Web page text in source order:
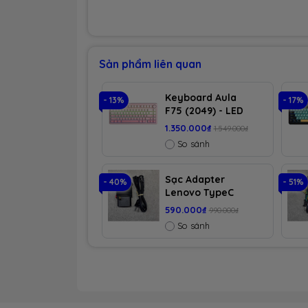
Sản phẩm liên quan
- 13%
Keyboard Aula
F75 (2049) - LED
RGB và 3 Mode
(Hồng gradient/
Dream Sakura
1.350.000₫ 1.549.000₫
So sánh
- 17%
- 40%
Sạc Adapter
Lenovo TypeC
(15W ~ 65W, 9V ~
19V)
590.000₫ 990.000₫
So sánh
- 51%